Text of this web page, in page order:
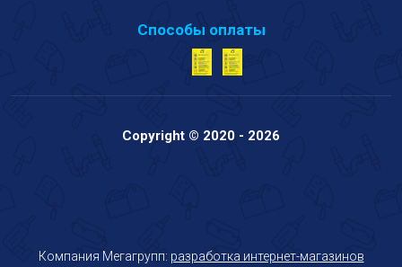
Способы оплаты
Copyright © 2020 - 2026
Компания Мегагрупп: разработка интернет-магазинов